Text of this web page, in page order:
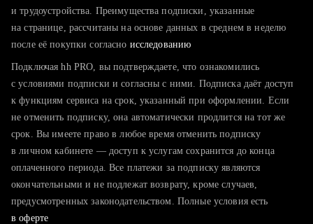
тратите много времени на поиск и вручную поднимаете
хотите сравнить себя с конкурентами и оценить шансы
и трудоустройства. Преимущества подписки, указанные
на странице, рассчитаны на основе данных в среднем в неделю
после её покупки согласно исследованию
Подключая hh PRO, вы подтверждаете, что ознакомились
с условиями подписки и согласны с ними. Подписка даёт доступ
к функциям сервиса на срок, указанный при оформлении. Если
не отменить подписку, она автоматически продлится на тот же
срок. Вы имеете право в любое время отменить подписку
в личном кабинете — доступ к услугам сохранится до конца
оплаченного периода. Все платежи за подписку являются
окончательными и не подлежат возврату, кроме случаев,
предусмотренных законодательством. Полные условия есть
в оферте